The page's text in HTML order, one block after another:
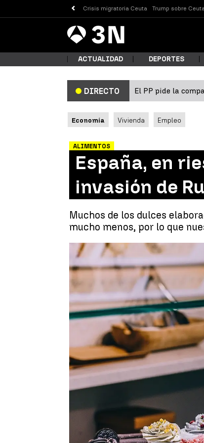
Crisis migratoria Ceuta Trump sobre Ceuta
Antena
3 Noticias
ACTUALIDAD DEPORTES
DIRECTO El PP pide la
Economía Vivienda Empleo
ALIMENTOS
España, en
invasión de
Muchos de los dulces
mucho menos, por lo que